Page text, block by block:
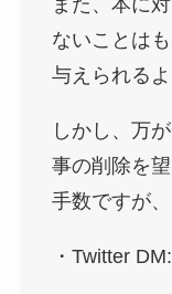
ないことは
与えられる
しかし、万
事の削除を
手数ですが、
・Twitter DM: